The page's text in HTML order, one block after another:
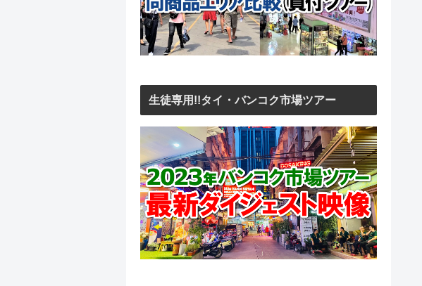
生徒専用!!タイ・バンコク市場ツアー